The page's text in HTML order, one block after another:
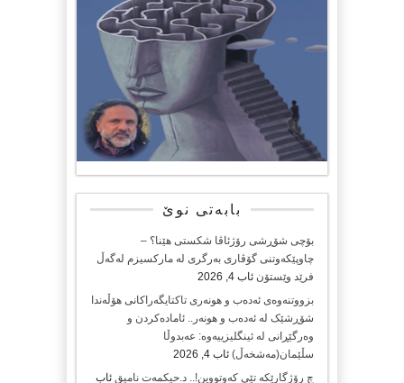
بابەتی نوێ
بۆچی شۆڕشی رۆژئاڤا شکستی هێنا؟ –
چاوپێکەوتنی گۆڤاری بەرگری لە مارکسیزم لەگەڵ
فرێد وێستۆن ئاب 4, 2026
بزووتنەوەی ئەدەب و هونەری تاکتایگەراکانی هۆڵەندا
شۆڕشێک لە ئەدەب و هونەر.. ئامادەکردن و
وەرگێڕانی لە ئینگلیزییەوە: عەبدوڵا
سڵێمان(مەشخەڵ) ئاب 4, 2026
چ رۆژگارێکە تێی کەوتووین!.. د.حیکمەت نامیق ئاب